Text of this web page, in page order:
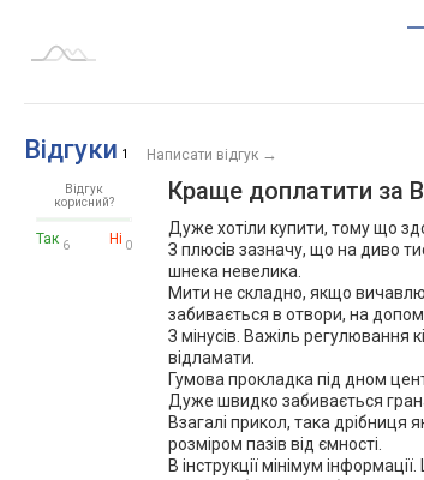
Відгуки 1 Написати відгук →
Відгук
корисний?
Так 6 Ні 0
Краще доплатити за
Дуже хотіли купити, тому що
З плюсів зазначу, що на диво
шнека невелика.
Мити не складно, якщо
забивається в отвори, на
З мінусів. Важіль регулювання
відламати.
Гумова прокладка під дном
Дуже швидко забивається
Взагалі прикол, така дрібниця
розміром пазів від ємності.
В інструкції мінімум